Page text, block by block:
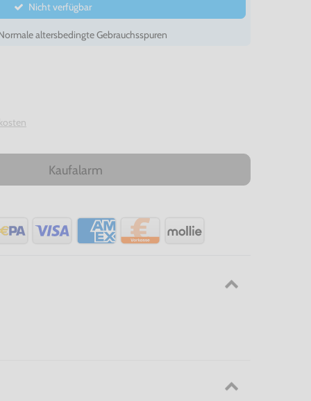
Nicht verfügbar
altersbedingte Gebrauchsspuren
Kaufalarm